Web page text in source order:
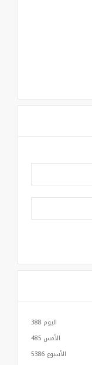
اليوم 388
الأمس 485
الأسبوع 5386